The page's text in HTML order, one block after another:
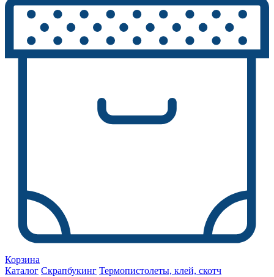
Корзина
Каталог Скрапбукинг Термопистолеты, клей, скотч